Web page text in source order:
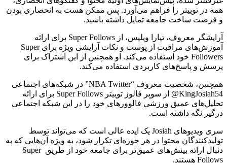
همه در توییتر را فراهم می‌آورد. پس ممکن هست به انحصاری بودن
و فرصت ساخت جامعه تمایل داشته باشید.
آرایشگر معروف، تیارا ویلیس، از Super Follows برای ارائه
آموزش‌های مراقبت از پوست و نکات آرایشی ویژه برای Super
Followers خود استفاده می‌کند. او همچنین از این اشتراک برای
پرسش و پاسخ‌های کاربردی استفاده می‌کند.
همچنین، شخصیت معروف “NBA Twitter” در شبکه‌های اجتماعی
KingJosiah54@ از سوپر فالوز توییتر Super Follows برای ارائه
تحلیل‌های عمیق ورزشی فالوورهای خود را در این شبکه اجتماعی
درگیر نگه داشته است.
سری ویدیوهای Josiah یک ایده عالی است که می‌تواند توسط
تولیدکنندگان محتوا در هر حوزه‌ای تکرار شود، به ویژه آن‌هایی که به
دنبال ارائه بینش‌های عمیق‌تر برای جامعه خود از طریق Super
Follows هستند.